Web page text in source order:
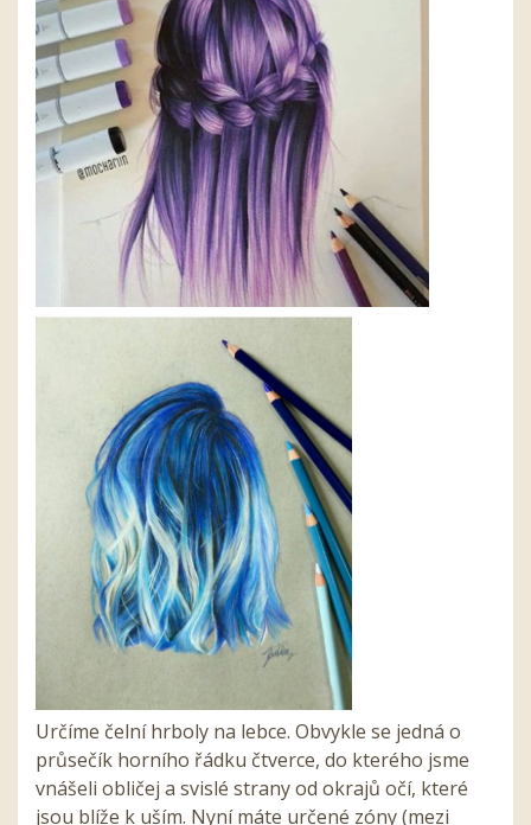
Určíme čelní hrboly na lebce. Obvykle se jedná o
průsečík horního řádku čtverce, do kterého jsme
vnášeli obličej a svislé strany od okrajů očí, které
jsou blíže k uším. Nyní máte určené zóny (mezi